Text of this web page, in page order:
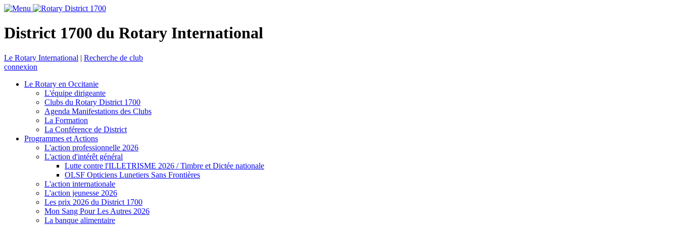
District 1700 du Rotary International
Le Rotary International | Recherche de club
connexion
Le Rotary en Occitanie
L'équipe dirigeante
Clubs du Rotary District 1700
Agenda Manifestations des Clubs
La Formation
La Conférence de District
Programmes et Actions
L'action professionnelle 2026
L'action d'intérêt général
Lutte contre l'ILLETRISME 2026 / Timbre et Dictée nationale
OLSF Opticiens Lunetiers Sans Frontières
L'action internationale
L'action jeunesse 2026
Les prix 2026 du District 1700
Mon Sang Pour Les Autres 2026
La banque alimentaire